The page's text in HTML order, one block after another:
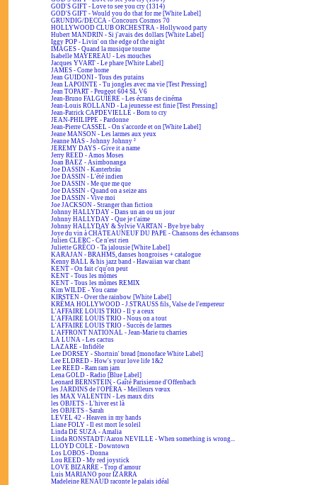
GOD'S GIFT - Love to see you cry (1314)
GOD'S GIFT - Would you do that for me [White Label]
GRUNDIG/DECCA - Concours Cosmos 70
HOLLYWOOD CLUB ORCHESTRA - Hollywood party
Hubert MANDRIN - Si j'avais des dollars [White Label]
Iggy POP - Livin' on the edge of the night
IMAGES - Quand la musique tourne
Isabelle MAYEREAU - Les mouches
Jacques YVART - Le phare [White Label]
JAMES - Come home
Jean GUIDONI - Tous des putains
Jean LAPOINTE - Tu jongles avec ma vie [Test Pressing]
Jean TOPART - Peugeot 604 SL V6
Jean-Bruno FALGUIÈRE - Les écrans de cinéma
Jean-Louis ROLLAND - La jeunesse est finie [Test Pressing]
Jean-Patrick CAPDEVIELLE - Born to cry
JEAN-PHILIPPE - Pardonne
Jean-Pierre CASSEL - On s'accorde et on [White Label]
Jeane MANSON - Les larmes aux yeux
Jeanne MAS - Johnny Johnny ²
JEREMY DAYS - Give it a name
Jerry REED - Amos Moses
Joan BAEZ - Asimbonanga
Joe DASSIN - Kanterbräu
Joe DASSIN - L'été indien
Joe DASSIN - Me que me que
Joe DASSIN - Quand on a seize ans
Joe DASSIN - Vive moi
Joe JACKSON - Stranger than fiction
Johnny HALLYDAY - Dans un an ou un jour
Johnny HALLYDAY - Que je t'aime
Johnny HALLYDAY & Sylvie VARTAN - Bye bye baby
Joye du vin à CHÂTEAUNEUF DU PAPE - Chansons des échansons
Julien CLERC - Ce n'est rien
Juliette GRÉCO - Ta jalousie [White Label]
KARAJAN - BRAHMS, danses hongroises + catalogue
Kenny BALL & his jazz band - Hawaiian war chant
KENT - On fait c'qu'on peut
KENT - Tous les mômes
KENT - Tous les mômes REMIX
Kim WILDE - You came
KIRSTEN - Over the rainbow [White Label]
KRÉMA HOLLYWOOD - J.STRAUSS fils, Valse de l'empereur
L'AFFAIRE LOUIS TRIO - Il y a ceux
L'AFFAIRE LOUIS TRIO - Nous on a tout
L'AFFAIRE LOUIS TRIO - Succès de larmes
L'AFFRONT NATIONAL - Jean-Marie tu charries
LA LUNA - Les cactus
LAZARE - Infidèle
Lee DORSEY - Shortnin' bread [monoface White Label]
Lee ELDRED - How's your love life 1&2
Lee REED - Ram ram jam
Lena GOLD - Radio [Blue Label]
Leonard BERNSTEIN - Gaîté Parisienne d'Offenbach
les JARDINS de l'OPÉRA - Meilleurs vœux
les MAX VALENTIN - Les maux dits
les OBJETS - L'hiver est là
les OBJETS - Sarah
LEVEL 42 - Heaven in my hands
Liane FOLY - Il est mort le soleil
Linda DE SUZA - Amalia
Linda RONSTADT/Aaron NEVILLE - When something is wrong...
LLOYD COLE - Downtown
Los LOBOS - Donna
Lou REED - My red joystick
LOVE BIZARRE - Trop d'amour
Luis MARIANO pour IZARRA
Madeleine RENAUD raconte le palais idéal